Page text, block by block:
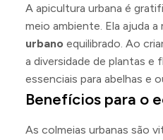
A apicultura urbana é
meio ambiente. Ela ajuda a
urbano equilibrado. Ao
a diversidade de plantas e
essenciais para abelhas e
Benefícios para o
As colmeias urbanas são